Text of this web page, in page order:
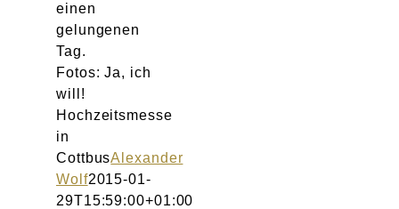
einen
gelungenen
Tag.
Fotos: Ja, ich
will!
Hochzeitsmesse
in
CottbusAlexander
Wolf2015-01-
29T15:59:00+01:00